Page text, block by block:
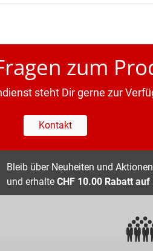
zum
steht Dir gerne zur
Kontakt
Bleib über Neuheiten und
und erhalte CHF 10.00 Rabatt